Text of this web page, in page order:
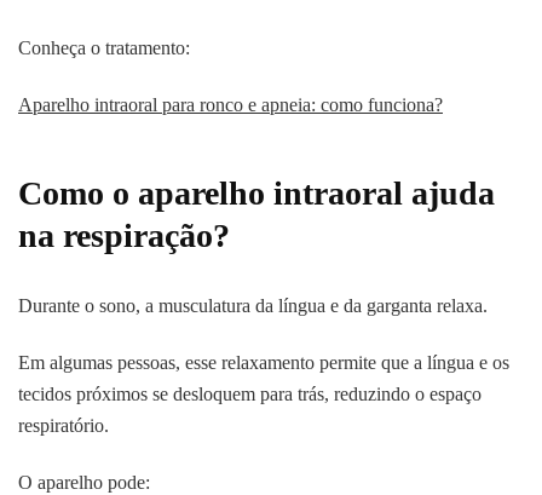
Conheça o tratamento:
Aparelho intraoral para ronco e apneia: como funciona?
Como o aparelho intraoral ajuda
na respiração?
Durante o sono, a musculatura da língua e da garganta relaxa.
Em algumas pessoas, esse relaxamento permite que a língua e os
tecidos próximos se desloquem para trás, reduzindo o espaço
respiratório.
O aparelho pode: